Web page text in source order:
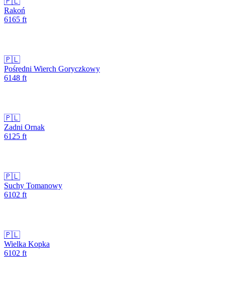
Rakoń
6165 ft
🇵🇱
Pośredni Wierch Goryczkowy
6148 ft
🇵🇱
Zadni Ornak
6125 ft
🇵🇱
Suchy Tomanowy
6102 ft
🇵🇱
Wielka Kopka
6102 ft